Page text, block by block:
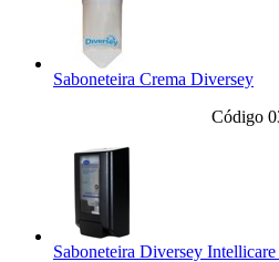
Saboneteira Crema Diversey
Código
Saboneteira Diversey